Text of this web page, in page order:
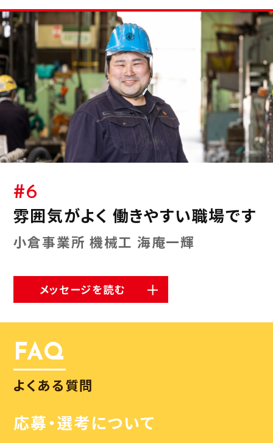
#6
雰囲気がよく 働きやすい職場です
小倉事業所 機械工 海庵一輝
メッセージを読む
FAQ
よくある質問
応募・選考について